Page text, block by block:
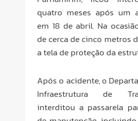
quatro meses após um
em 18 de abril. Na
de cerca de cinco metros
a tela de proteção da
Após o acidente, o
Infraestrutura de
interditou a passarela